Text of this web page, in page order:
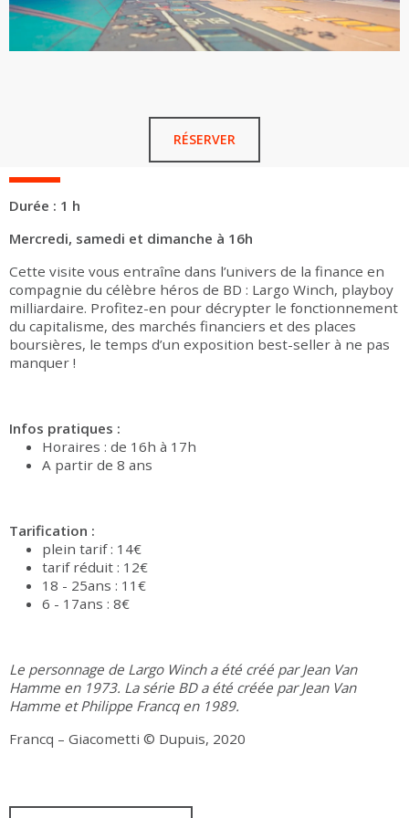
RÉSERVER
Durée : 1 h
Mercredi, samedi et dimanche à 16h
Cette visite vous entraîne dans l’univers de la finance en
compagnie du célèbre héros de BD : Largo Winch, playboy
milliardaire. Profitez-en pour décrypter le fonctionnement
du capitalisme, des marchés financiers et des places
boursières, le temps d’un exposition best-seller à ne pas
manquer !
Infos pratiques :
Horaires : de 16h à 17h
A partir de 8 ans
Tarification :
plein tarif : 14€
tarif réduit : 12€
18 - 25ans : 11€
6 - 17ans : 8€
Le personnage de Largo Winch a été créé par Jean Van
Hamme en 1973. La série BD a été créée par Jean Van
Hamme et Philippe Francq en 1989.
Francq – Giacometti © Dupuis, 2020